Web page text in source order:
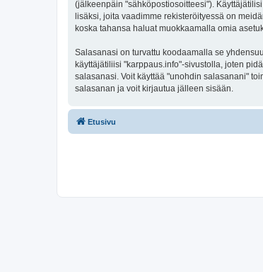
(jälkeenpäin "sähköpostiosoitteesi").
lisäksi, joita vaadimme rekisteröityessä on
koska tahansa haluat muokkaamalla omia
Salasanasi on turvattu koodaamalla se
käyttäjätiliisi "karppaus.info"-sivustolla, joten
salasanasi. Voit käyttää "unohdin salasanani"
salasanan ja voit kirjautua jälleen sisään.
Etusivu